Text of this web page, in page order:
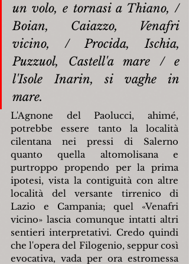
un volo, e tornasi a Thiano, /
Boian, Caiazzo, Venafri
vicino, / Procida, Ischia,
Puzzuol, Castell'a mare / e
l'Isole Inarin, si vaghe in
mare.
L'Agnone del Paolucci, ahimé,
potrebbe essere tanto la località
cilentana nei pressi di Salerno
quanto quella altomolisana e
purtroppo propendo per la prima
ipotesi, vista la contiguità con altre
località del versante tirrenico di
Lazio e Campania; quel «Venafri
vicino» lascia comunque intatti altri
sentieri interpretativi. Credo quindi
che l'opera del Filogenio, seppur così
evocativa, vada per ora estromessa